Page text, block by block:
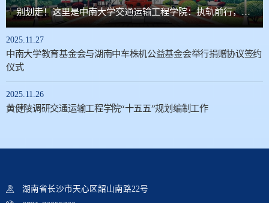
别划走！这里是中南大学交通运输工程学院：执轨前行，奔赴未来无限赛道
2025.11.27
中南大学教育基金会与湖南中车株机公益基金会举行捐赠协议签约
仪式
2025.11.26
黄健陵调研交通运输工程学院“十五五”规划编制工作
湖南省长沙市天心区韶山南路22号